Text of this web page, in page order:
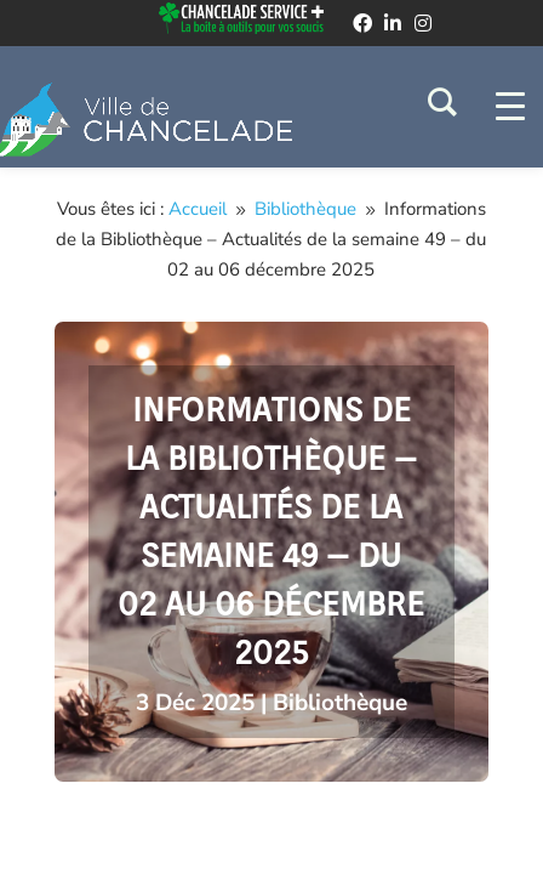
Vous êtes ici : Accueil 9 Bibliothèque 9 Informations
de la Bibliothèque – Actualités de la semaine 49 – du
02 au 06 décembre 2025
INFORMATIONS DE
LA BIBLIOTHÈQUE –
ACTUALITÉS DE LA
SEMAINE 49 – DU
02 AU 06 DÉCEMBRE
2025
3 Déc 2025|Bibliothèque